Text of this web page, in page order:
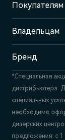
Отдел продаж
+7 (843)
Сервис
+7 (843)
Покупателям
Владельцам
Бренд
*Специальная
дистрибьютера.
специальных
необходимо
дилерских
предложения: с 1